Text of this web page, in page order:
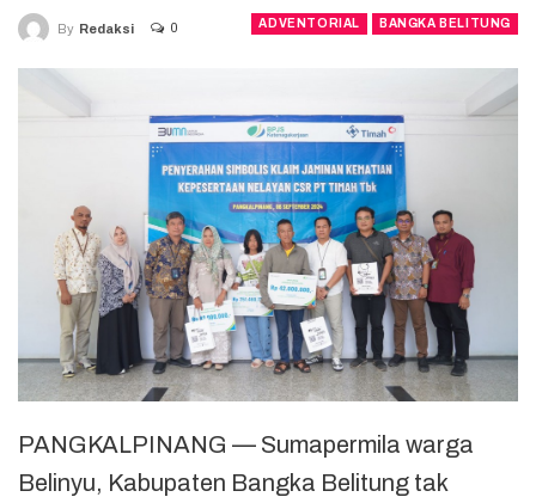
ADVENTORIAL BANGKA BELITUNG
By Redaksi 0
PANGKALPINANG — Sumapermila warga
Belinyu, Kabupaten Bangka Belitung tak